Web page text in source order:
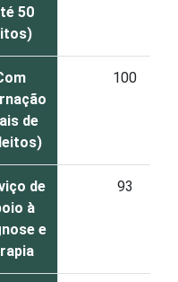
50
de
100
de
à
e
93